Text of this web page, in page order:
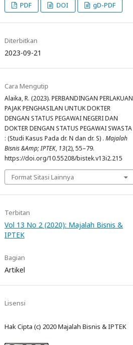
PDF DOI gD-PDF
Diterbitkan
2023-09-21
Cara Mengutip
Alaika, R. (2023). PERBANDINGAN PERLAKUAN
PAJAK PENGHASILAN UNTUK DOKTER
DENGAN STATUS PEGAWAI NEGERI DAN
DOKTER DENGAN STATUS PEGAWAI SWASTA
: (Studi Kasus Pada dr. N dan dr. S) . Majalah
Bisnis &Amp; IPTEK, 13(2), 55–79.
https://doi.org/10.55208/bistek.v13i2.215
Format Sitasi Lainnya
Terbitan
Vol 13 No 2 (2020): Majalah Bisnis &
IPTEK
Bagian
Artikel
Lisensi
Hak Cipta (c) 2020 Majalah Bisnis & IPTEK